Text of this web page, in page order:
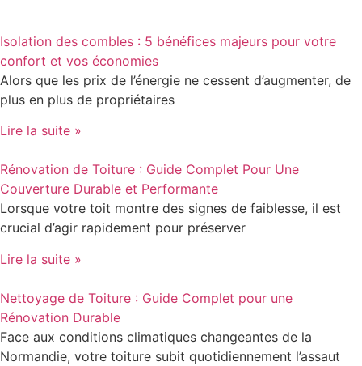
Isolation des combles : 5 bénéfices majeurs pour votre
confort et vos économies
Alors que les prix de l’énergie ne cessent d’augmenter, de
plus en plus de propriétaires
Lire la suite »
Rénovation de Toiture : Guide Complet Pour Une
Couverture Durable et Performante
Lorsque votre toit montre des signes de faiblesse, il est
crucial d’agir rapidement pour préserver
Lire la suite »
Nettoyage de Toiture : Guide Complet pour une
Rénovation Durable
Face aux conditions climatiques changeantes de la
Normandie, votre toiture subit quotidiennement l’assaut